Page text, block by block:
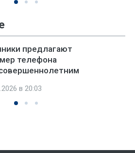
предлагают
телефона
в 20:03